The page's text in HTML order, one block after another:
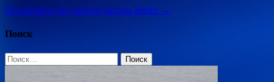
Посмотреть все записи автора admin →
Поиск
Найти: